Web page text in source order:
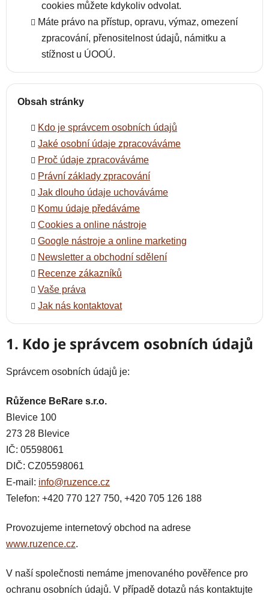
cookies můžete kdykoliv odvolat.
Máte právo na přístup, opravu, výmaz, omezení
zpracování, přenositelnost údajů, námitku a
stížnost u ÚOOÚ.
Obsah stránky
Kdo je správcem osobních údajů
Jaké osobní údaje zpracováváme
Proč údaje zpracováváme
Právní základy zpracování
Jak dlouho údaje uchováváme
Komu údaje předáváme
Cookies a online nástroje
Google nástroje a online marketing
Newsletter a obchodní sdělení
Recenze zákazníků
Vaše práva
Jak nás kontaktovat
1. Kdo je správcem osobních údajů
Správcem osobních údajů je:
Růžence BeRare s.r.o.
Blevice 100
273 28 Blevice
IČ: 05598061
DIČ: CZ05598061
E-mail: info@ruzence.cz
Telefon: +420 770 127 750, +420 705 126 188
Provozujeme internetový obchod na adrese
www.ruzence.cz.
V naší společnosti nemáme jmenovaného pověřence pro
ochranu osobních údajů. V případě dotazů nás kontaktujte